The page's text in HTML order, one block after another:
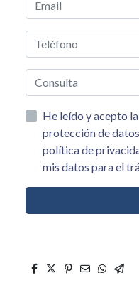
He leído y acepto la información básica sobre
protección de datos asi como el aviso legal y la
política de privacidad y acepto el
mis datos para el